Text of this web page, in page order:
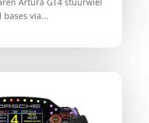
bases via...